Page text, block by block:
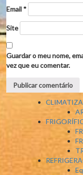
Email *
Site
Guardar o meu nome,
vez que eu comentar.